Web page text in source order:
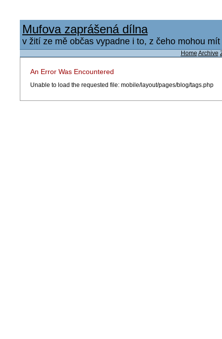
Mufova zaprášená dílna
v žití ze mě občas vypadne i to, z čeho mohou
Home Archive
An Error Was Encountered
Unable to load the requested file: mobile/layout/pages/blog/tags.php